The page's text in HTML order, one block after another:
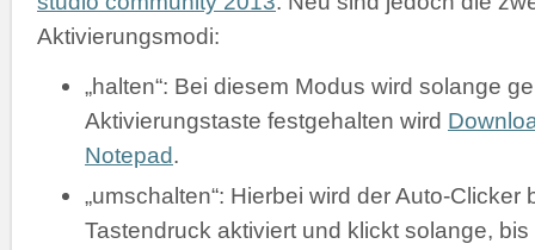
Aktivierungsmodi:
„halten“: Bei diesem Modus wird solange
Aktivierungstaste festgehalten wird
Notepad.
„umschalten“: Hierbei wird der Auto-Clicker
Tastendruck aktiviert und klickt solange, bis